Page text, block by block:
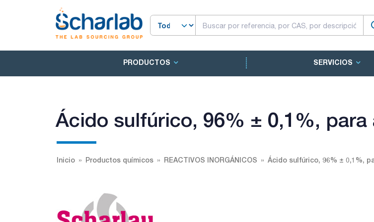
PRODUCTOS SERVICIOS
Ácido sulfúrico, 96% ± 0,1%,
Inicio Productos químicos REACTIVOS INORGÁNICOS Ácido sulfúrico, 96% ± 0,1%,